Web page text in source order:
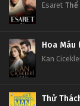
Esaret
Hoa Máu
Kan
Thử